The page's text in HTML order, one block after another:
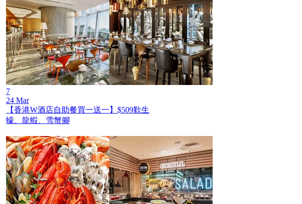
7
24 Mar
【香港W酒店自助餐買一送一】$509歎生
蠔、龍蝦、雪蟹腳